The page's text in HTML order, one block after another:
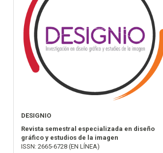
DESIGNIO
Revista semestral especializada en diseño
gráfico y estudios de la imagen
ISSN: 2665-6728 (EN LÍNEA)